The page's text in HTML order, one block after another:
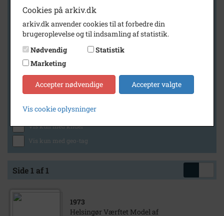
Geografi
Generelt
Vis kun med billeder
Vis kun med lydklip
Vis kun med kilder
Vis kun med geo-tag
Side 1 af 1
1973
Helsingør Værftet Model af
Cookies på arkiv.dk
arkiv.dk anvender cookies til at forbedre din
brugeroplevelse og til indsamling af statistik.
Nødvendig
Statistik
Marketing
Accepter nødvendige Accepter valgte
Vis cookie oplysninger